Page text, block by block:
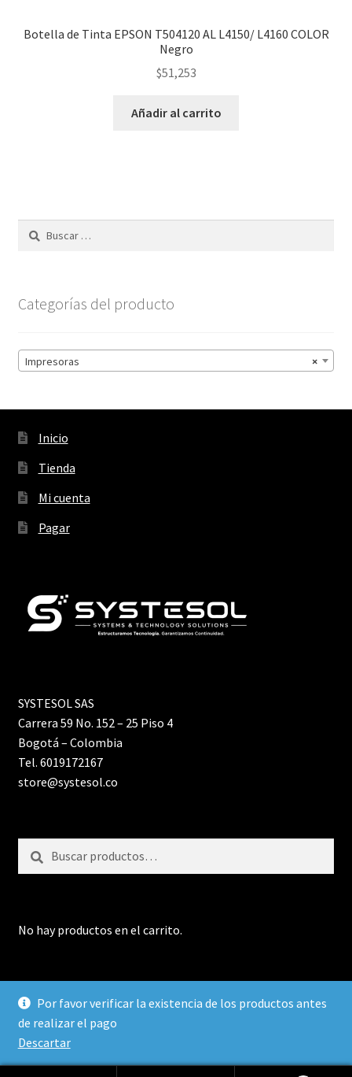
Por favor verificar la existencia de los productos antes
de realizar el pago
Descartar
Botella de Tinta EPSON T504120 AL L4150/ L4160 COLOR
Negro
$51,253
Añadir al carrito
Buscar:
Categorías del producto
×
Impresoras
Inicio
Tienda
Mi cuenta
Pagar
SYSTESOL SAS
Carrera 59 No. 152 – 25 Piso 4
Bogotá – Colombia
Tel. 6019172167
store@systesol.co
Buscar
Buscar
No hay productos en el carrito.
Diseñado por SYSTESOL SAS 2021